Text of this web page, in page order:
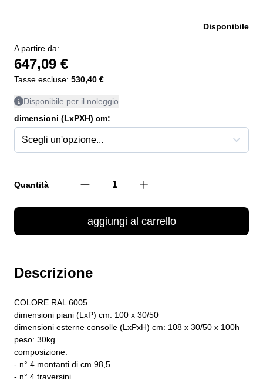
Disponibile
A partire da:
647,09 €
Tasse escluse: 530,40 €
Disponibile per il noleggio
dimensioni (LxPXH) cm:
Quantità
aggiungi al carrello
Descrizione
COLORE RAL 6005
dimensioni piani (LxP) cm: 100 x 30/50
dimensioni esterne consolle (LxPxH) cm: 108 x 30/50 x 100h
peso: 30kg
composizione:
- n° 4 montanti di cm 98,5
- n° 4 traversini